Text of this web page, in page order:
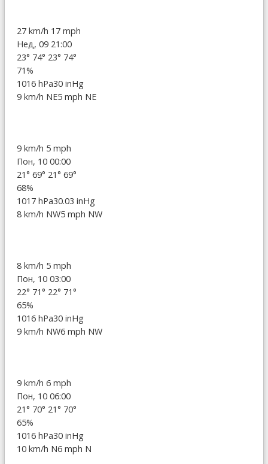
27 km/h 17 mph
Нед, 09 21:00
23° 74° 23° 74°
71%
1016 hPa30 inHg
9 km/h NE5 mph NE
9 km/h 5 mph
Пон, 10 00:00
21° 69° 21° 69°
68%
1017 hPa30.03 inHg
8 km/h NW5 mph NW
8 km/h 5 mph
Пон, 10 03:00
22° 71° 22° 71°
65%
1016 hPa30 inHg
9 km/h NW6 mph NW
9 km/h 6 mph
Пон, 10 06:00
21° 70° 21° 70°
65%
1016 hPa30 inHg
10 km/h N6 mph N